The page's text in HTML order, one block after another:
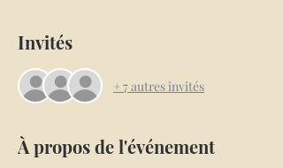
Invités
+ 7 autres invités
À propos de l'événement